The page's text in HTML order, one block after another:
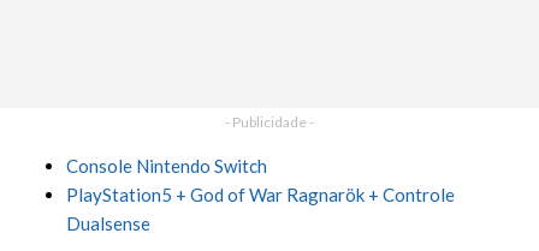
- Publicidade -
Console Nintendo Switch
PlayStation5 + God of War Ragnarök + Controle
Dualsense